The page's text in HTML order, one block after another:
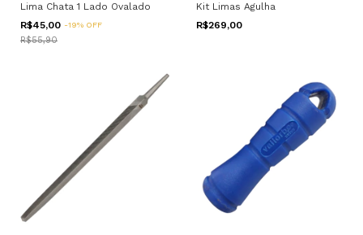
Lima Chata 1 Lado Ovalado
R$45,00 -19% OFF
R$55,90
Kit Limas Agulha
R$269,00